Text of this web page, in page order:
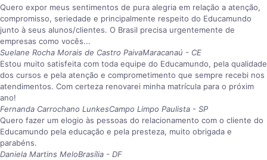
Quero expor meus sentimentos de pura alegria em relação a atenção,
compromisso, seriedade e principalmente respeito do Educamundo
junto à seus alunos/clientes. O Brasil precisa urgentemente de
empresas como vocês...
Suelane Rocha Morais de Castro PaivaMaracanaú - CE
Estou muito satisfeita com toda equipe do Educamundo, pela qualidade
dos cursos e pela atenção e comprometimento que sempre recebi nos
atendimentos. Com certeza renovarei minha matrícula para o próxim
ano!
Fernanda Carrochano LunkesCampo Limpo Paulista - SP
Quero fazer um elogio às pessoas do relacionamento com o cliente do
Educamundo pela educação e pela presteza, muito obrigada e
parabéns.
Daniela Martins MeloBrasília - DF